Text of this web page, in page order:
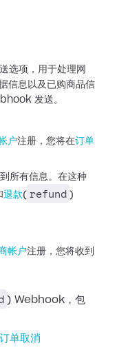
选项，用于处理网
信息以及已购商品信
发送。
户注册，您将在订单
所有信息。在这种
退款( refund )
帐户注册，您将收到
) Webhook，包
订单取消